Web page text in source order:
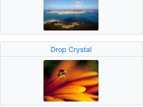
Drop Crystal